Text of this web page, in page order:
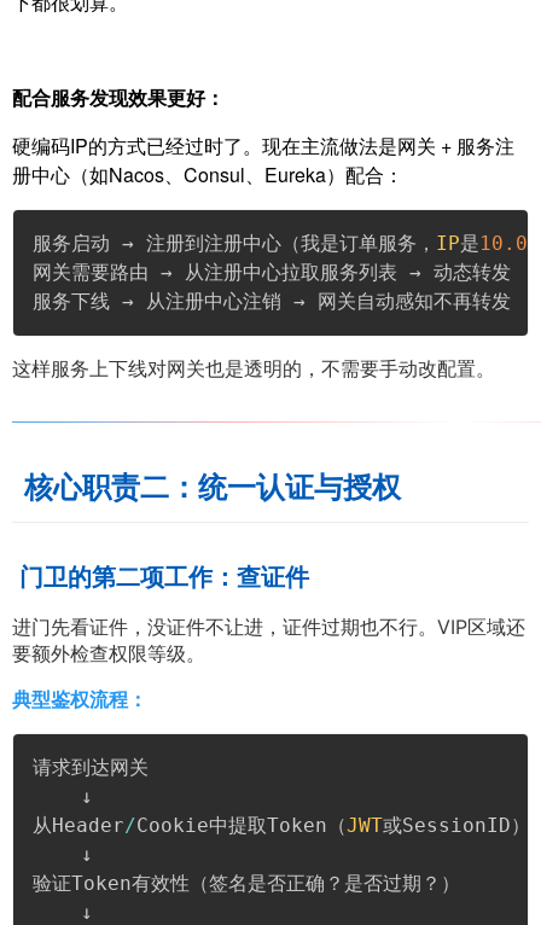
配合服务发现效果更好：
硬编码IP的方式已经过时了。现在主流做法是网关 + 服务注
册中心（如Nacos、Consul、Eureka）配合：
服务启动 → 注册到注册中心（我是订单服务， IP是10.0
网关需要路由 → 从注册中心拉取服务列表 → 动态转发
服务下线 → 从注册中心注销 → 网关自动感知不再转发
这样服务上下线对网关也是透明的，不需要手动改配置。
核心职责二：统一认证与授权
门卫的第二项工作：查证件
进门先看证件，没证件不让进，证件过期也不行。VIP区域还
要额外检查权限等级。
典型鉴权流程：
请求到达网关
    ↓
从Header/Cookie中提取Token（JWT或SessionID）
    ↓
验证Token有效性（签名是否正确？是否过期？）
    ↓